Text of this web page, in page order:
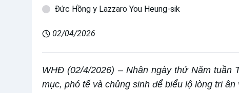
Đức Hồng y Lazzaro You Heung-sik
02/04/2026
WHĐ (02/4/2026) – Nhân ngày thứ Năm tuần
mục, phó tế và chủng sinh để biểu lộ lòng tri